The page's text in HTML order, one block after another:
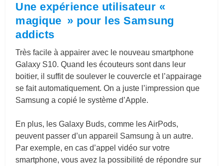
Une expérience utilisateur «
magique » pour les Samsung
addicts
Très facile à appairer avec le nouveau smartphone
Galaxy S10. Quand les écouteurs sont dans leur
boitier, il suffit de soulever le couvercle et l’appairage
se fait automatiquement. On a juste l’impression que
Samsung a copié le système d’Apple.
En plus, les Galaxy Buds, comme les AirPods,
peuvent passer d’un appareil Samsung à un autre.
Par exemple, en cas d’appel vidéo sur votre
smartphone, vous avez la possibilité de répondre sur